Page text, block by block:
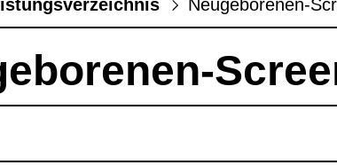
Neu­ge­bo­re­nen-​